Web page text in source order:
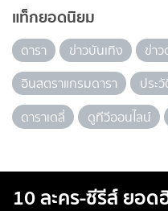
แท็กยอดนิยม
ดารา ข่าวบันเทิง ข่าว
อินสตราแกรมดารา
ประ
ดาราเดลี่
ดูทีวีออนไลน์
10 ละคร-ซีรีส์ ยอด